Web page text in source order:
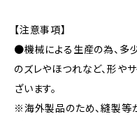
【注意事項】
●機械による生産の為、多
のズレやほつれなど、形や
ざいます。
※海外製品のため、縫製等